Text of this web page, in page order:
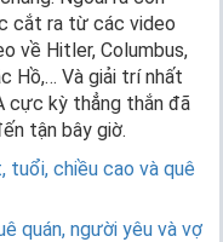
cắt ra từ các video
về Hitler, Columbus,
Hồ,… Và giải trí nhất
cực kỳ thẳng thắn đã
tận bây giờ.
chiều cao và quê
quán, người yêu và vợ